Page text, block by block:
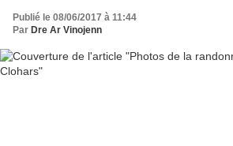
Publié le 08/06/2017 à 11:44
Par Dre Ar Vinojenn